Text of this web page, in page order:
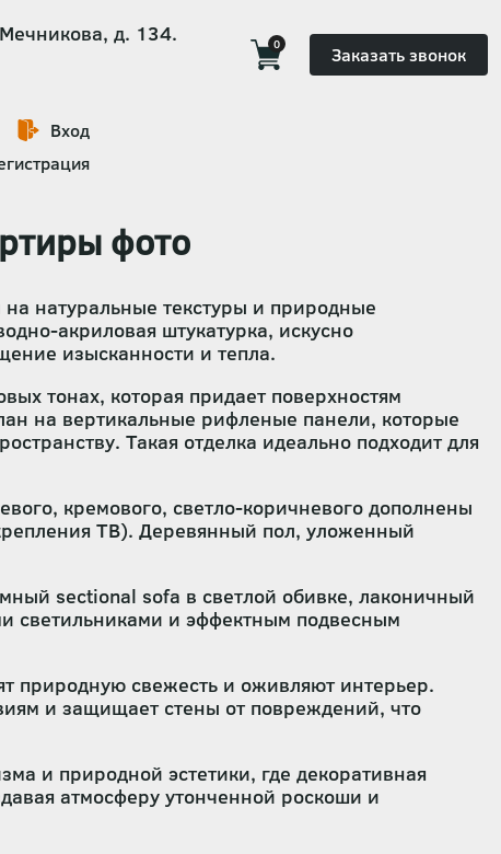
д. 134. 0 Заказать звонок
Вход
фото
натуральные текстуры и природные
акриловая штукатурка, искусно
изысканности и тепла.
тонах, которая придает поверхностям
на вертикальные рифленые панели, которые
Такая отделка идеально подходит для
кремового, светло-коричневого дополнены
ТВ). Деревянный пол, уложенный
sectional sofa в светлой обивке, лаконичный
светильниками и эффектным подвесным
природную свежесть и оживляют интерьер.
и защищает стены от повреждений, что
и природной эстетики, где декоративная
атмосферу утонченной роскоши и